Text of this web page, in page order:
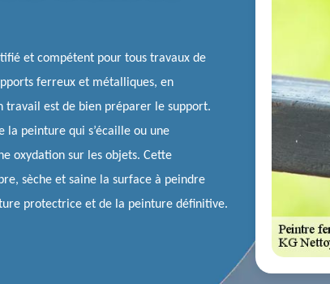
et compétent pour tous travaux de
ferreux et métalliques, en
travail est de bien préparer le support.
la peinture qui s’écaille ou une
oxydation sur les objets. Cette
sèche et saine la surface à peindre
protectrice et de la peinture définitive.